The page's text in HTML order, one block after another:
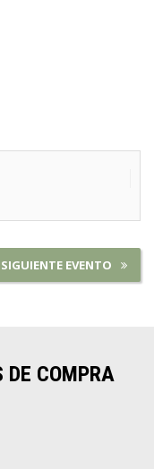
SIGUIENTE EVENTO
DE COMPRA